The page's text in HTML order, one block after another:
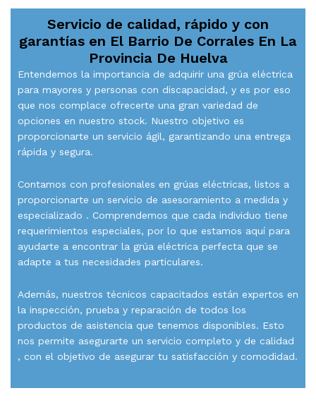
Servicio de calidad, rápido y con
garantías en El Barrio De Corrales En La
Provincia De Huelva
Entendemos la importancia de adquirir una grúa eléctrica
para mayores y personas con discapacidad, y es por eso
que nos complace ofrecerte una gran variedad de
opciones en nuestro stock. Nuestro objetivo es
proporcionarte un servicio ágil, garantizando una entrega
rápida y segura.
Contamos con profesionales en grúas eléctricas, listos a
proporcionarte un servicio de asesoramiento a medida y
especializado . Comprendemos que cada individuo tiene
requerimientos especiales, por lo que estamos aquí para
ayudarte a encontrar la grúa eléctrica perfecta que se
adapte a tus necesidades particulares.
Además, nuestros técnicos capacitados están expertos en
la inspección, prueba y reparación de todos los
productos de asistencia que tenemos disponibles. Esto
nos permite asegurarte un servicio completo y de calidad
, con el objetivo de asegurar tu satisfacción y comodidad.